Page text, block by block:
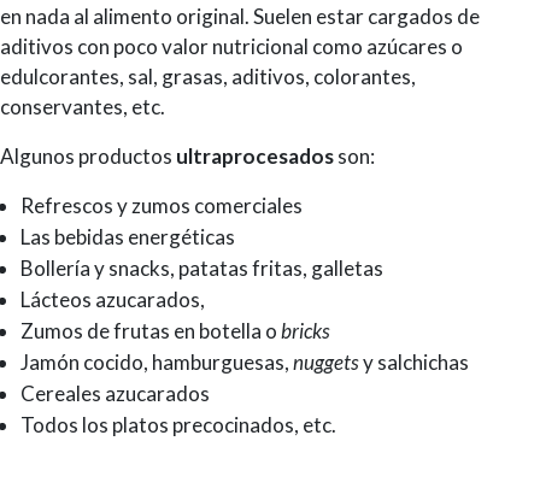
en nada al alimento original. Suelen estar cargados de
aditivos con poco valor nutricional como azúcares o
edulcorantes, sal, grasas, aditivos, colorantes,
conservantes, etc.
Algunos productos ultraprocesadosson:
Refrescos y zumos comerciales
Las bebidas energéticas
Bollería y snacks, patatas fritas, galletas
Lácteos azucarados,
Zumos de frutas en botella obricks
Jamón cocido, hamburguesas,nuggetsy salchichas
Cereales azucarados
Todos los platos precocinados, etc.